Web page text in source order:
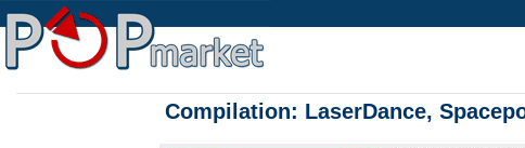
Compilation: LaserDance,